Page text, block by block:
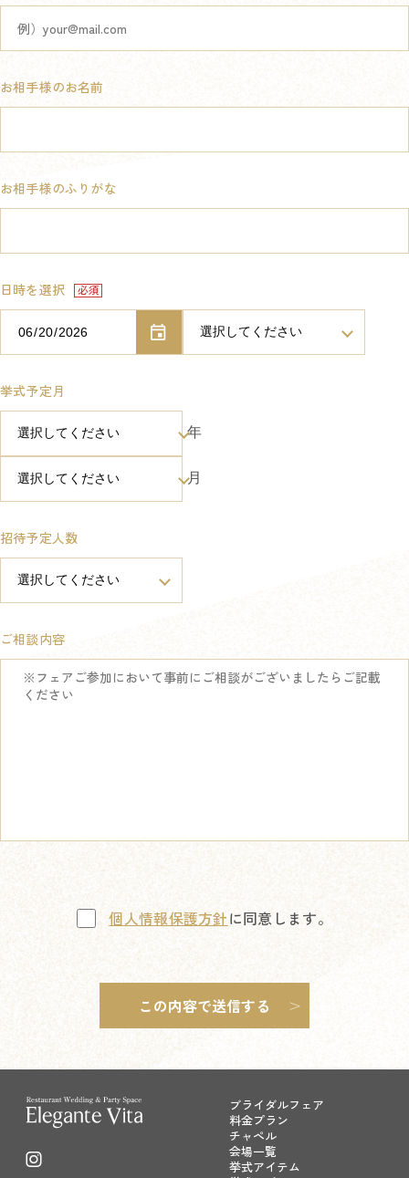
お相手様のお名前
お相手様のふりがな
日時を選択
挙式予定月
年
月
招待予定人数
ご相談内容
個人情報保護方針に同意します。
ブライダルフェア
料金プラン
チャペル
会場一覧
挙式アイテム